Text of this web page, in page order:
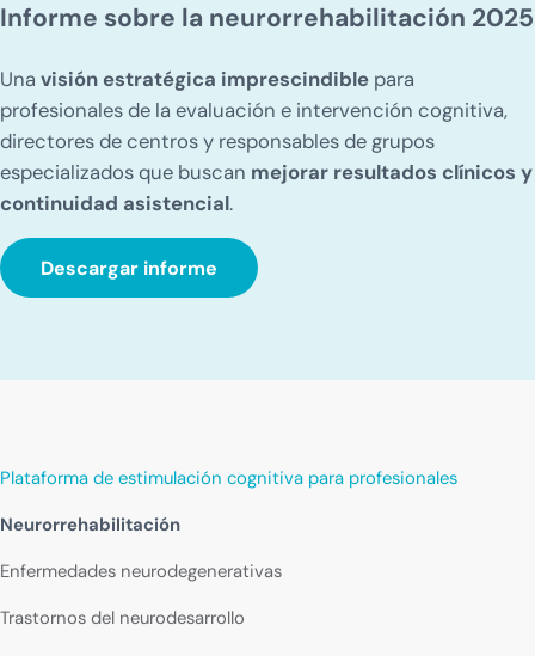
Informe sobre la neurorrehabilitación 2025
Unavisión estratégica imprescindible para
profesionales de la evaluación e intervención cognitiva,
directores de centros y responsables de grupos
especializados que buscan mejorar resultados clínicos y
continuidad asistencial.
Descargar informe
Plataforma de estimulación cognitiva para profesionales
Neurorrehabilitación
Enfermedades neurodegenerativas
Trastornos del neurodesarrollo